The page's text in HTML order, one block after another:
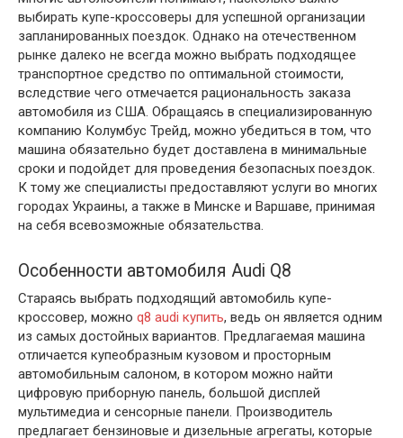
выбирать купе-кроссоверы для успешной организации
запланированных поездок. Однако на отечественном
рынке далеко не всегда можно выбрать подходящее
транспортное средство по оптимальной стоимости,
вследствие чего отмечается рациональность заказа
автомобиля из США. Обращаясь в специализированную
компанию Колумбус Трейд, можно убедиться в том, что
машина обязательно будет доставлена в минимальные
сроки и подойдет для проведения безопасных поездок.
К тому же специалисты предоставляют услуги во многих
городах Украины, а также в Минске и Варшаве, принимая
на себя всевозможные обязательства.
Особенности автомобиля Audi Q8
Стараясь выбрать подходящий автомобиль купе-
кроссовер, можно q8 audi купить, ведь он является одним
из самых достойных вариантов. Предлагаемая машина
отличается купеобразным кузовом и просторным
автомобильным салоном, в котором можно найти
цифровую приборную панель, большой дисплей
мультимедиа и сенсорные панели. Производитель
предлагает бензиновые и дизельные агрегаты, которые